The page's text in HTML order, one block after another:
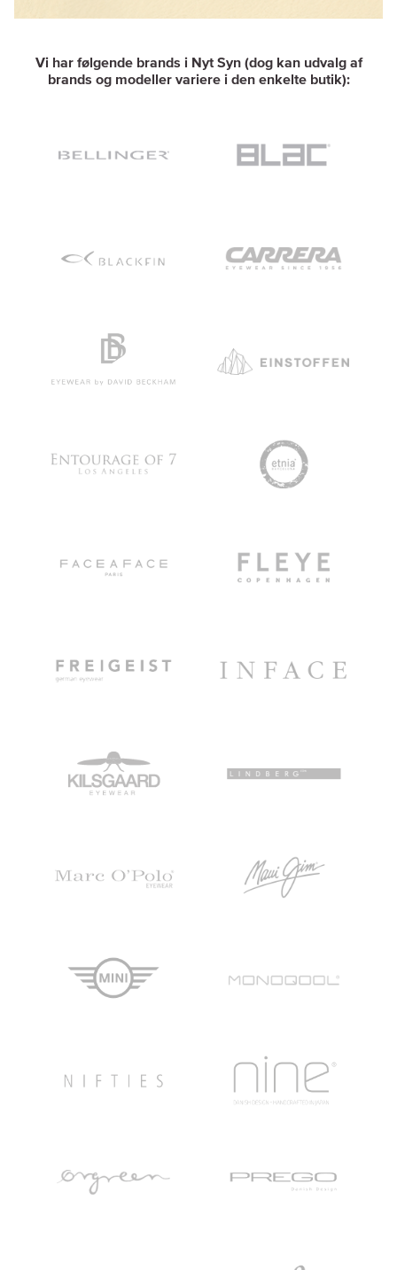
Vi har følgende brands i Nyt Syn (dog kan udvalg af
brands og modeller variere i den enkelte butik):